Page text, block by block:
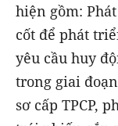
hiện gồm:
cốt để phát
yêu cầu huy
trong giai
sơ cấp TPCP,